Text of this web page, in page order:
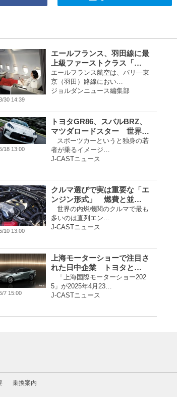
30 14:39
エールフランス、羽田線に最
上級ファーストクラス「…
エールフランス航空は、パリ―東
京（羽田）路線におい…
ジョルダンニュース編集部
18 13:00
トヨタGR86、スバルBRZ、
マツダロードスター 世界…
スポーツカーというと独身の若
者が乗るイメージ…
J-CASTニュース
10 13:00
クルマ選びで実は重要な「エ
ンジン形式」 燃費と並…
世界の内燃機関のクルマで最も
多いのは直列エン…
J-CASTニュース
7 15:00
上海モーターショーで注目さ
れた日中企業 トヨタと…
「上海国際モーターショー202
5」が2025年4月23…
J-CASTニュース
乗換案内